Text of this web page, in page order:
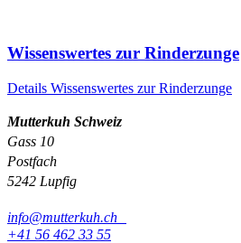
Wissenswertes zur Rinderzunge
Details Wissenswertes zur Rinderzunge
Mutterkuh Schweiz
Gass 10
Postfach
5242 Lupfig
info@mutterkuh.ch
+41 56 462 33 55